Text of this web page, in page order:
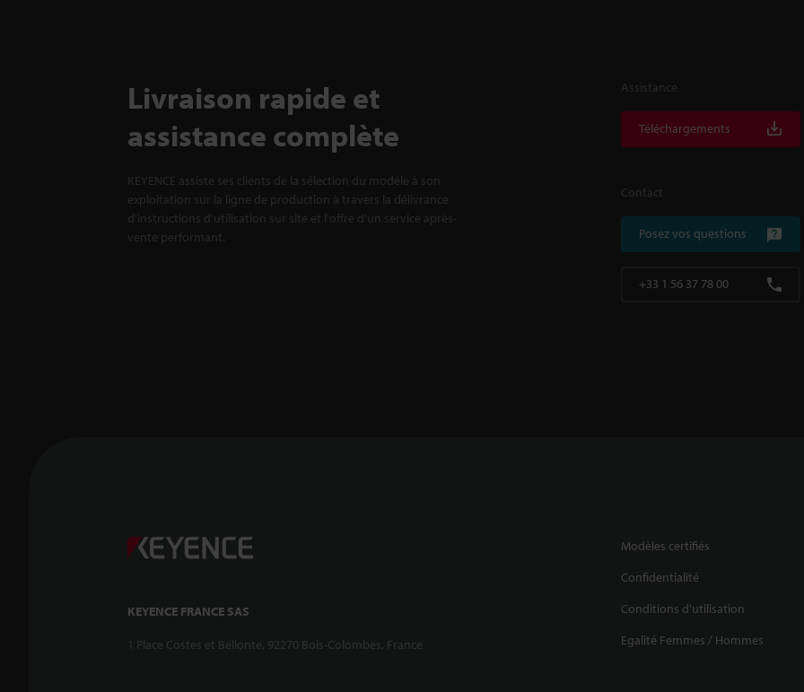
Livraison rapide et
assistance complète
KEYENCE assiste ses clients de la sélection du modèle à son
exploitation sur la ligne de production à travers la délivrance
d'instructions d'utilisation sur site et l'offre d'un service après-
vente performant.
Assistance
Téléchargements
Contact
Posez vos questions
+33 1 56 37 78 00
KEYENCE FRANCE SAS
1 Place Costes et Bellonte, 92270 Bois-Colombes, France
Modèles certifiés
Confidentialité
Conditions d'utilisation
Egalité Femmes / Hommes